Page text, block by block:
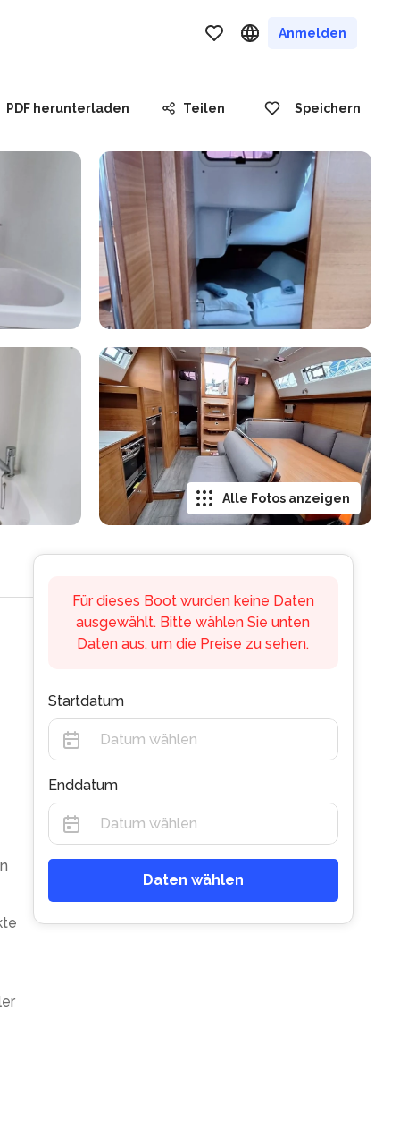
Anmelden
PDF herunterladen Teilen Speichern
Alle Fotos anzeigen
Für dieses Boot wurden keine Daten
ausgewählt. Bitte wählen Sie unten
Daten aus, um die Preise zu sehen.
Startdatum
Enddatum
Daten wählen